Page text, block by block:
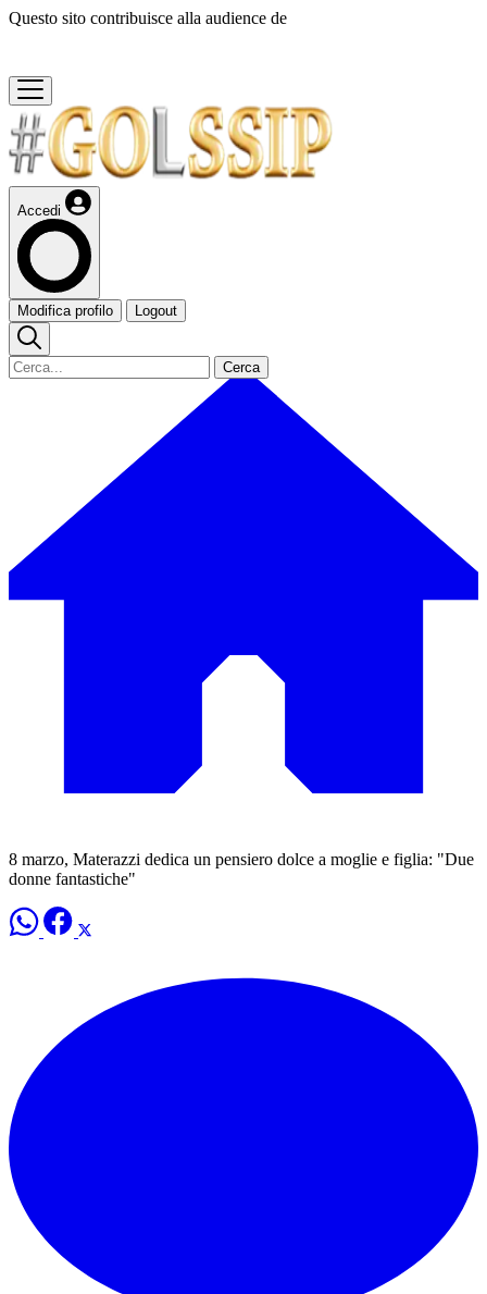
Questo sito contribuisce alla audience de
Accedi
Modifica profilo Logout
Cerca
8 marzo, Materazzi dedica un pensiero dolce a moglie e figlia: "Due
donne fantastiche"